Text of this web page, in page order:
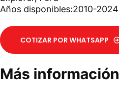
Años disponibles:2010-2024
COTIZAR POR WHATSAPP
Más información